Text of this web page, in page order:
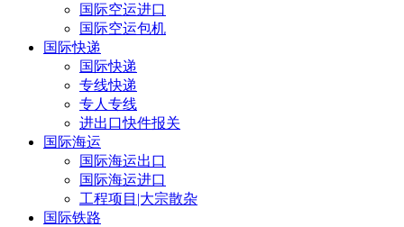
国际空运进口
国际空运包机
国际快递
国际快递
专线快递
专人专线
进出口快件报关
国际海运
国际海运出口
国际海运进口
工程项目|大宗散杂
国际铁路